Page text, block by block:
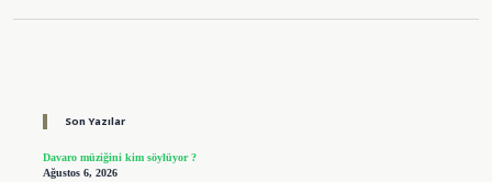
Son Yazılar
Davaro müziğini kim söylüyor ?
Ağustos 6, 2026